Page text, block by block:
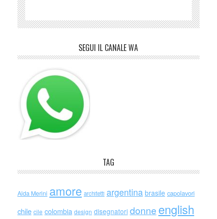
SEGUI IL CANALE WA
TAG
Alda Merini amore architetti argentina brasile capolavori
chile cile colombia design disegnatori donne english